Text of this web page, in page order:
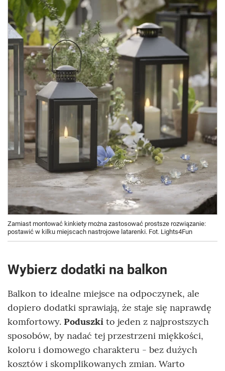
Zamiast montować kinkiety można zastosować prostsze rozwiązanie:
postawić w kilku miejscach nastrojowe latarenki. Fot. Lights4Fun
Wybierz dodatki na balkon
Balkon to idealne miejsce na odpoczynek, ale
dopiero dodatki sprawiają, że staje się naprawdę
komfortowy. Poduszki to jeden z najprostszych
sposobów, by nadać tej przestrzeni miękkości,
koloru i domowego charakteru - bez dużych
kosztów i skomplikowanych zmian. Warto